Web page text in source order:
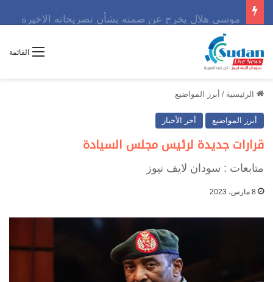
موسى هلال يخرج عن صمته بشأن تصريحاته الاخيرة
القائمة
الرئيسية / أبرز المواضيع
أبرز المواضيع أخر الأخبار
قرارات جديدة لرئيس مجلس السيادة
متابعات : سودان لايف نيوز
8 مارس، 2023